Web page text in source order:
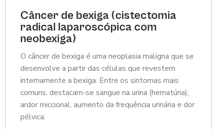
Câncer de bexiga (cistectomia
radical laparoscópica com
neobexiga)
O câncer de bexiga é uma neoplasia maligna que se
desenvolve a partir das células que revestem
internamente a bexiga. Entre os sintomas mais
comuns, destacam-se sangue na urina (hematúria),
ardor miccional, aumento da frequência urinária e dor
pélvica.